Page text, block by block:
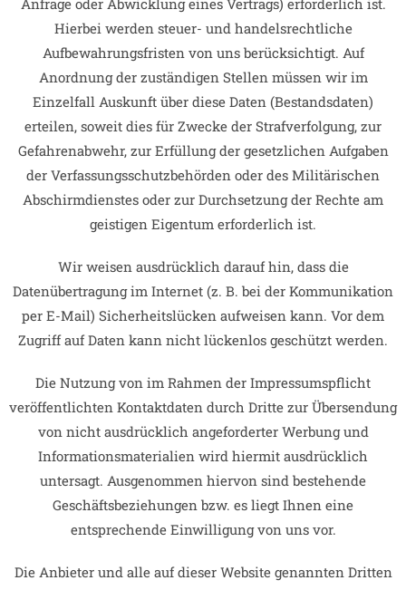
Hierbei werden steuer- und handelsrechtliche
Aufbewahrungsfristen von uns berücksichtigt. Auf
Anordnung der zuständigen Stellen müssen wir im
Einzelfall Auskunft über diese Daten (Bestandsdaten)
erteilen, soweit dies für Zwecke der Strafverfolgung, zur
Gefahrenabwehr, zur Erfüllung der gesetzlichen Aufgaben
der Verfassungsschutzbehörden oder des Militärischen
Abschirmdienstes oder zur Durchsetzung der Rechte am
geistigen Eigentum erforderlich ist.
Wir weisen ausdrücklich darauf hin, dass die
Datenübertragung im Internet (z. B. bei der Kommunikation
per E-Mail) Sicherheitslücken aufweisen kann. Vor dem
Zugriff auf Daten kann nicht lückenlos geschützt werden.
Die Nutzung von im Rahmen der Impressumspflicht
veröffentlichten Kontaktdaten durch Dritte zur Übersendung
von nicht ausdrücklich angeforderter Werbung und
Informationsmaterialien wird hiermit ausdrücklich
untersagt. Ausgenommen hiervon sind bestehende
Geschäftsbeziehungen bzw. es liegt Ihnen eine
entsprechende Einwilligung von uns vor.
Die Anbieter und alle auf dieser Website genannten Dritten